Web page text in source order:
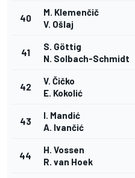
40
M. Klemenčič
V. Ošlaj
41
S. Göttig
N. Solbach-Schmidt
42
V. Čičko
E. Kokolić
43
I. Mandić
A. Ivančić
44
H. Vossen
R. van Hoek